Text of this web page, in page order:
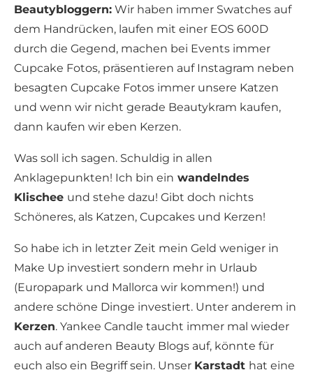
Beautybloggern: Wir haben immer Swatches auf
dem Handrücken, laufen mit einer EOS 600D
durch die Gegend, machen bei Events immer
Cupcake Fotos, präsentieren auf Instagram neben
besagten Cupcake Fotos immer unsere Katzen
und wenn wir nicht gerade Beautykram kaufen,
dann kaufen wir eben Kerzen.
Was soll ich sagen. Schuldig in allen
Anklagepunkten! Ich bin ein wandelndes
Klischee und stehe dazu! Gibt doch nichts
Schöneres, als Katzen, Cupcakes und Kerzen!
So habe ich in letzter Zeit mein Geld weniger in
Make Up investiert sondern mehr in Urlaub
(Europapark und Mallorca wir kommen!) und
andere schöne Dinge investiert. Unter anderem in
Kerzen. Yankee Candle taucht immer mal wieder
auch auf anderen Beauty Blogs auf, könnte für
euch also ein Begriff sein. Unser Karstadt hat eine